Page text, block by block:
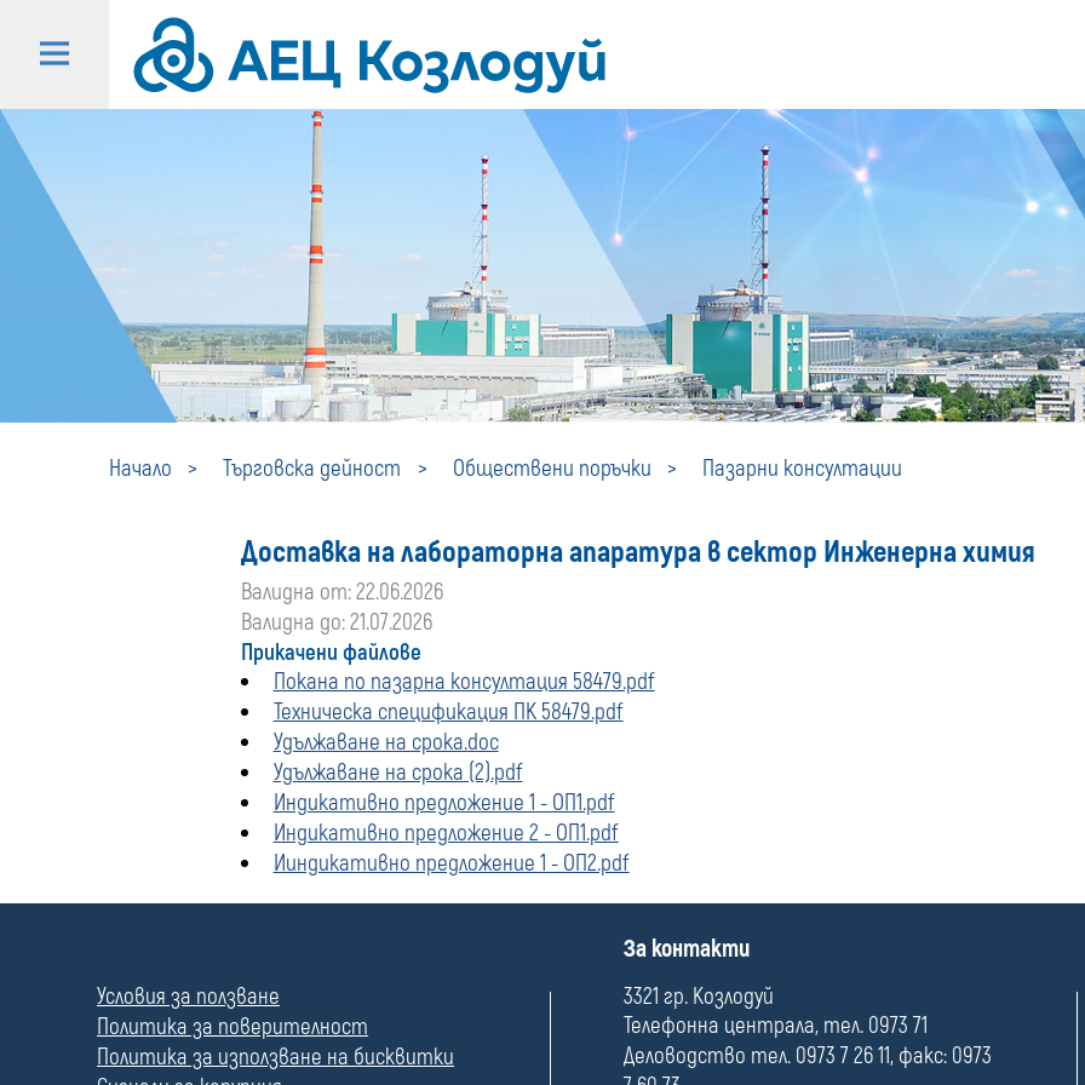
Начало Търговска дейност Обществени поръчки Пазарни консултации
Пазарни
консултации
Доставка на лабораторна апаратура в сектор Инженерна химия
Валидна от: 22.06.2026
Валидна до: 21.07.2026
Прикачени файлове
Покана по пазарна консултация 58479.pdf
Техническа спецификация ПК 58479.pdf
Удължаване на срока.doc
Удължаване на срока (2).pdf
Индикативно предложение 1 - ОП1.pdf
Индикативно предложение 2 - ОП1.pdf
Ииндикативно предложение 1 - ОП2.pdf
л
е
Условия за ползване
Политика за поверителност
Политика за използване на бисквитки
П
л
е
За контакти
3321 гр. Козлодуй
Телефонна централа, тел. 0973 71
Деловодство тел. 0973 7 26 11, факс: 0973